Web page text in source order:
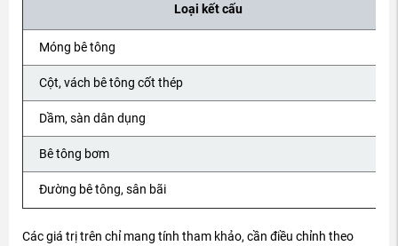
Loại kết cấu
Móng bê tông
Cột, vách bê tông cốt thép
Dầm, sàn dân dụng
Bê tông bơm
Đường bê tông, sân bãi
Các giá trị trên chỉ mang tính tham khảo, cần điều chỉnh theo